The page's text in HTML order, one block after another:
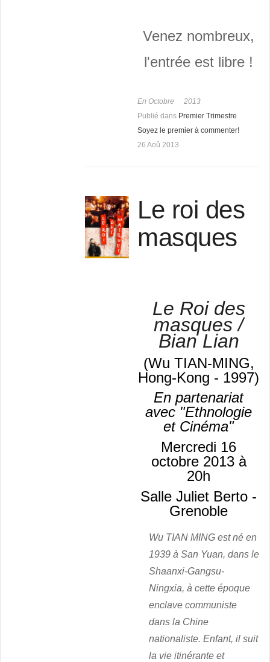
Venez nombreux,
l'entrée est libre !
En Octobre
2013
Publié dans Premier Trimestre
Soyez le premier à commenter!
26 Aoû 2013
Le roi des
masques
Le Roi des
masques /
Bian Lian
(Wu TIAN-MING,
Hong-Kong - 1997)
En partenariat
avec "Ethnologie
et Cinéma"
Mercredi 16
octobre 2013 à
20h
Salle Juliet Berto -
Grenoble
Wu TIAN MING est né en
1939 à San Yuan, dans le
Shaanxi-Gangsu-
Ningxia, à cette époque
enclave communiste
dans la Chine
nationaliste. Enfant, il suit
la vie itinérante et